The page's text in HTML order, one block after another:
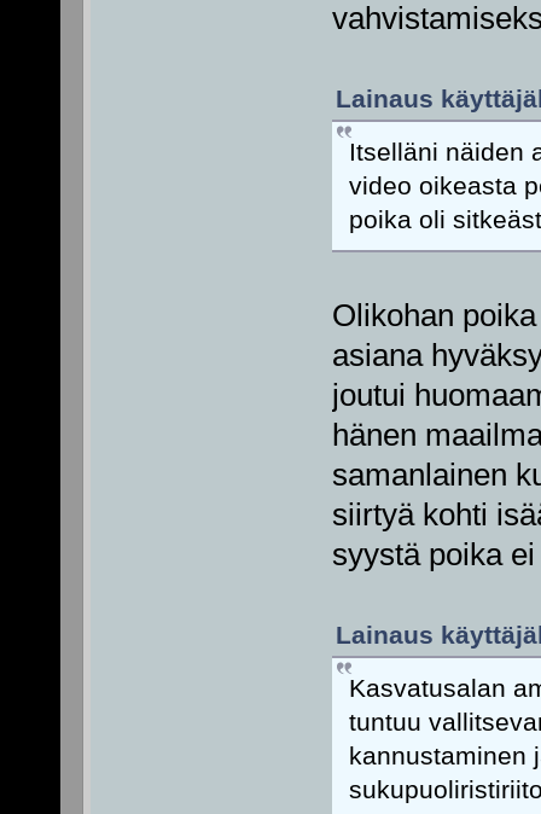
Lainaus
Itselläni näiden
video oikeasta
poika oli
Olikohan
asiana
joutui
hänen
samanlainen
siirtyä kohti
syystä poika
Lainaus
Kasvatusalan
tuntuu
kannustaminen